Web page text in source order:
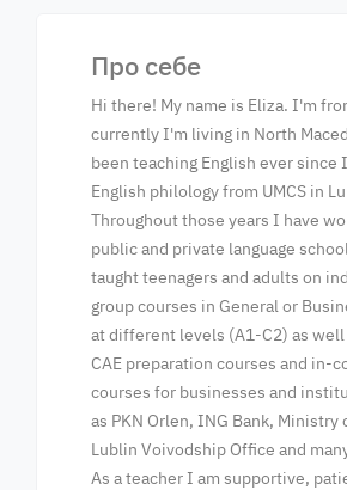
Про себе
Hi there! My name is Eliza. I'm
currently I'm living in North
been teaching English ever since
English philology from UMCS in
Throughout those years I have
public and private language
taught teenagers and adults on
group courses in General or
at different levels (A1-C2) as well
CAE preparation courses and in-
courses for businesses and
as PKN Orlen, ING Bank, Ministry
Lublin Voivodship Office and
As a teacher I am supportive,